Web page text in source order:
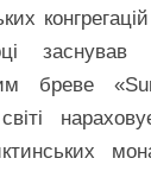
бреве